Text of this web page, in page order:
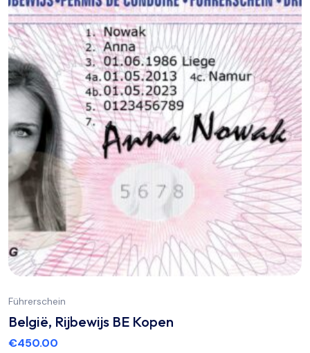
Führerschein
België, Rijbewijs BE Kopen
€450.00